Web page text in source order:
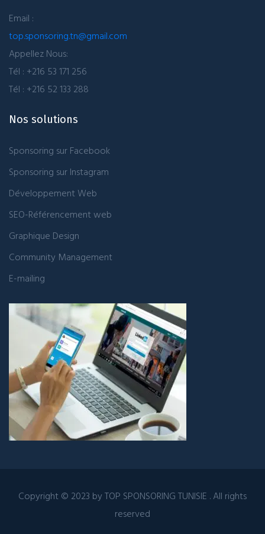
Email :
top.sponsoring.tn@gmail.com
Appellez Nous:
Tél : +216 53 171 256
Tél : +216 52 133 288
Nos solutions
Sponsoring sur Facebook
Sponsoring sur Instagram
Développement Web
SEO-Référencement web
Graphique Design
Community Management
E-mailing
Copyright © 2023 by TOP SPONSORING TUNISIE . All rights
reserved